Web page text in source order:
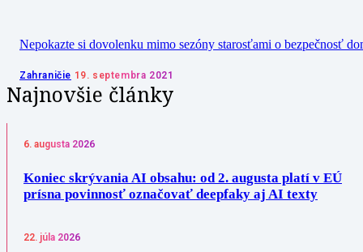
Nepokazte si dovolenku mimo sezóny starosťami o bezpečnosť
Zahraničie 19. septembra 2021
Najnovšie články
6. augusta 2026
Koniec skrývania AI obsahu: od 2. augusta platí v EÚ
prísna povinnosť označovať deepfaky aj AI texty
22. júla 2026